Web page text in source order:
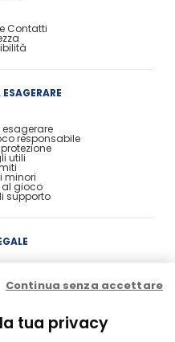
Contatti
responsabile
utili
minori
gioco
supporto
Gioco
tua privacy
Continua senza accettare